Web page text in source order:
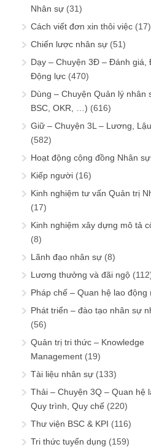
Nhân sự (31)
Cách viết đơn xin thôi việc (17)
Chiến lược nhân sự (51)
Dạy – Chuyện 3Đ – Đánh giá,
Động lực (470)
Dùng – Chuyện Quản lý nhân
BSC, OKR, …) (616)
Giữ – Chuyện 3L – Lương,
(582)
Hoạt động cộng đồng Nhân
Kiếp người (16)
Kinh nghiệm tư vấn Quản trị
(17)
Kinh nghiệm xây dựng mô tả
(8)
Lãnh đạo nhân sự (8)
Lương thưởng và đãi ngộ
Pháp chế – Quan hệ lao động
Phát triển – đào tạo nhân sự
(56)
Quản trị tri thức – Knowledge
Management (19)
Tài liệu nhân sự (133)
Thải – Chuyện 3Q – Quan hệ
Quy trình, Quy chế (220)
Thư viện BSC & KPI (116)
Tri thức tuyển dụng (159)